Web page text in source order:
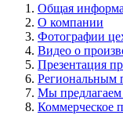
Общая
О компании
Фотографии
Видео о
Презентация
Региональным
Мы
Коммерческое